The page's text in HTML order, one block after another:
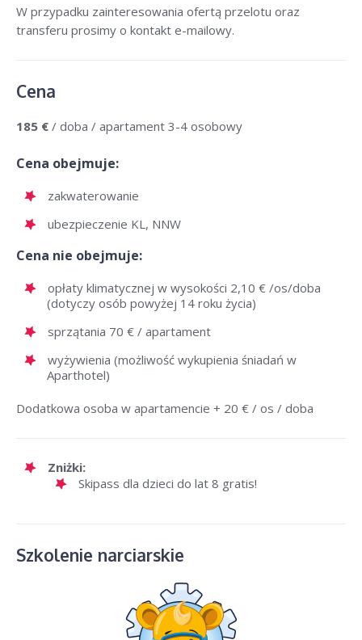
W przypadku zainteresowania ofertą przelotu oraz
transferu prosimy o kontakt e-mailowy.
Cena
185 € / doba / apartament 3-4 osobowy
Cena obejmuje:
zakwaterowanie
ubezpieczenie KL, NNW
Cena nie obejmuje:
opłaty klimatycznej w wysokości 2,10 € /os/doba
(dotyczy osób powyżej 14 roku życia)
sprzątania 70 € / apartament
wyżywienia (możliwość wykupienia śniadań w
Aparthotel)
Dodatkowa osoba w apartamencie + 20 € / os / doba
Zniżki:
Skipass dla dzieci do lat 8 gratis!
Szkolenie narciarskie